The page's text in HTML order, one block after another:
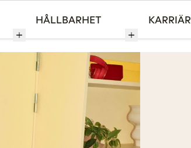
HÅLLBARHET KARRIÄR